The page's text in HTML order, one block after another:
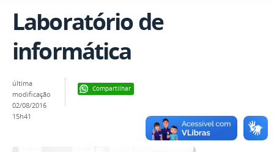
Laboratório de
informática
Compartilhar
última
modificação
02/08/2016
15h41